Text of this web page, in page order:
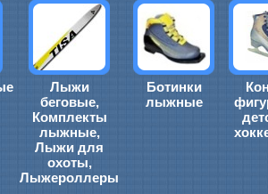
Лыжи
беговые,
Комплекты
лыжные,
Лыжи для
охоты,
Лыжероллеры
Ботинки
лыжные